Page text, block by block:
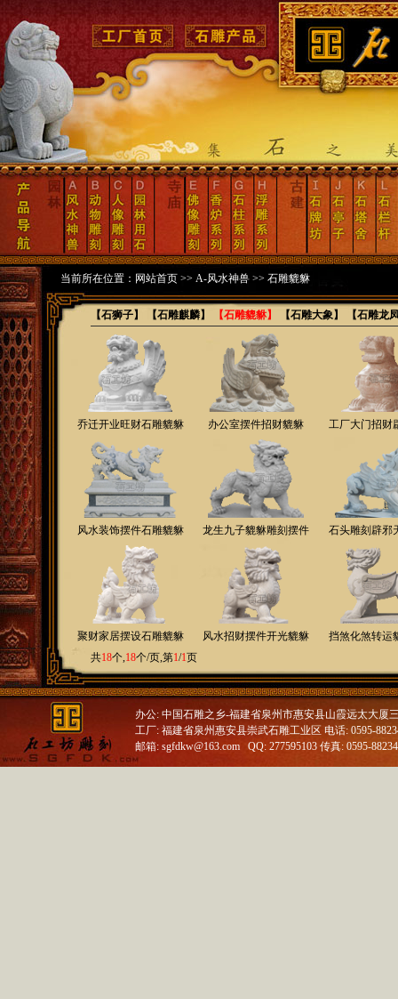
当前所在位置： 网站首页>> A-风水神兽>> 石雕貔貅
【石狮子】 【石雕麒麟】 【石雕貔貅】 【石雕大象】 【石雕龙
乔迁开业旺财石雕貔貅 办公室摆件招财貔貅 工厂大门招财
风水装饰摆件石雕貔貅 龙生九子貔貅雕刻摆件 石头雕刻辟邪
聚财家居摆设石雕貔貅 风水招财摆件开光貔貅
挡煞化煞转运
共18个,18个/页,第1/1页
办公: 中国石雕之乡-福建省泉州市惠安县山霞远太大厦
工厂: 福建省泉州惠安县崇武石雕工业区 电话: 0595-
邮箱: sgfdkw@163.com QQ: 277595103 传真: 0595-